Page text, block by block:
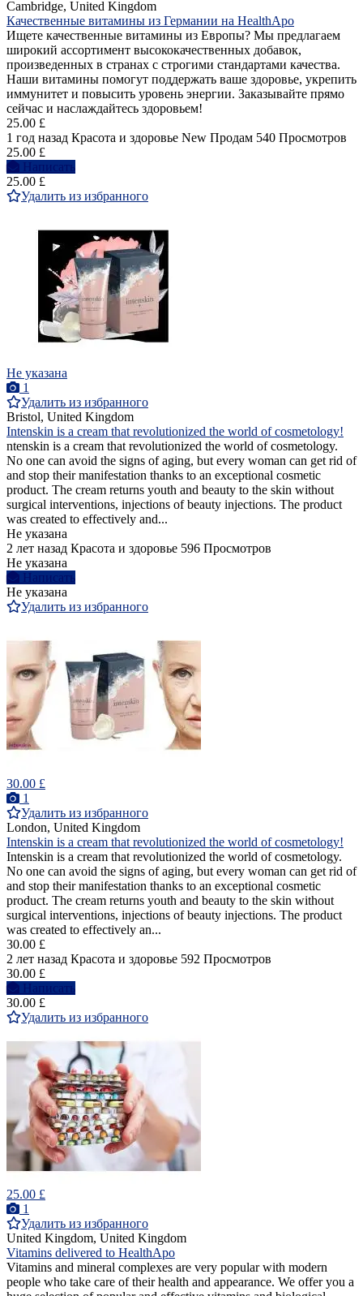
Cambridge, United Kingdom
Качественные витамины из Германии на HealthApo
Ищете качественные витамины из Европы? Мы предлагаем
широкий ассортимент высококачественных добавок,
произведенных в странах с строгими стандартами качества.
Наши витамины помогут поддержать ваше здоровье, укрепить
иммунитет и повысить уровень энергии. Заказывайте прямо
сейчас и наслаждайтесь здоровьем!
25.00 £
1 год назад Красота и здоровье New Продам 540 Просмотров
25.00 £
Написать
25.00 £
Удалить из избранного
Не указана
1
Удалить из избранного
Bristol, United Kingdom
Intenskin is a cream that revolutionized the world of cosmetology!
ntenskin is a cream that revolutionized the world of cosmetology.
No one can avoid the signs of aging, but every woman can get rid of
and stop their manifestation thanks to an exceptional cosmetic
product. The cream returns youth and beauty to the skin without
surgical interventions, injections of beauty injections. The product
was created to effectively and...
Не указана
2 лет назад Красота и здоровье 596 Просмотров
Не указана
Написать
Не указана
Удалить из избранного
30.00 £
1
Удалить из избранного
London, United Kingdom
Intenskin is a cream that revolutionized the world of cosmetology!
Intenskin is a cream that revolutionized the world of cosmetology.
No one can avoid the signs of aging, but every woman can get rid of
and stop their manifestation thanks to an exceptional cosmetic
product. The cream returns youth and beauty to the skin without
surgical interventions, injections of beauty injections. The product
was created to effectively an...
30.00 £
2 лет назад Красота и здоровье 592 Просмотров
30.00 £
Написать
30.00 £
Удалить из избранного
25.00 £
1
Удалить из избранного
United Kingdom, United Kingdom
Vitamins delivered to HealthApo
Vitamins and mineral complexes are very popular with modern
people who take care of their health and appearance. We offer you a